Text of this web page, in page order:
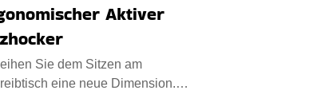
Aktiver
Sie dem Sitzen am
eine neue Dimension.